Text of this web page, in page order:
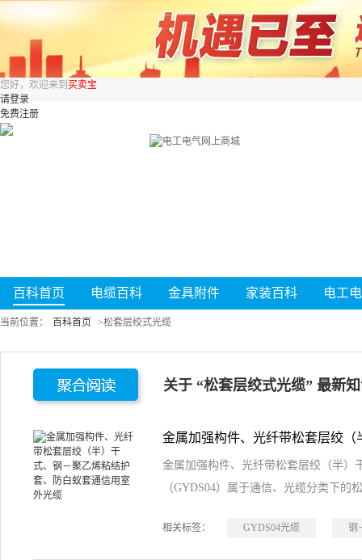
您好，欢迎来到 买卖宝
请登录
免费注册
百科首页 电缆百科 金具附件 家装百科 电工
当前位置： 百科首页 >松套层绞式光缆
关于 “松套层绞式光缆” 最新
金属加强构件、光纤带松套层绞（半）
（GYDS04）属于通信、光缆分类下的
相关标签： GYDS04光缆 钢